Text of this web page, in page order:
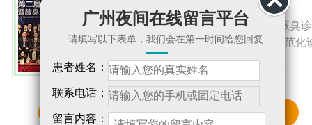
果发布会”
2017年9月19日，“2017第二届腋臭诊
疗技术科研成果发布会暨腋臭规范化
疗医联…【详情】
点击了解更多详情
广州夜间在线留言平台
请填写以下表单，我们会在第一时间给您回复
患者姓名：
联系电话：
留言内容：